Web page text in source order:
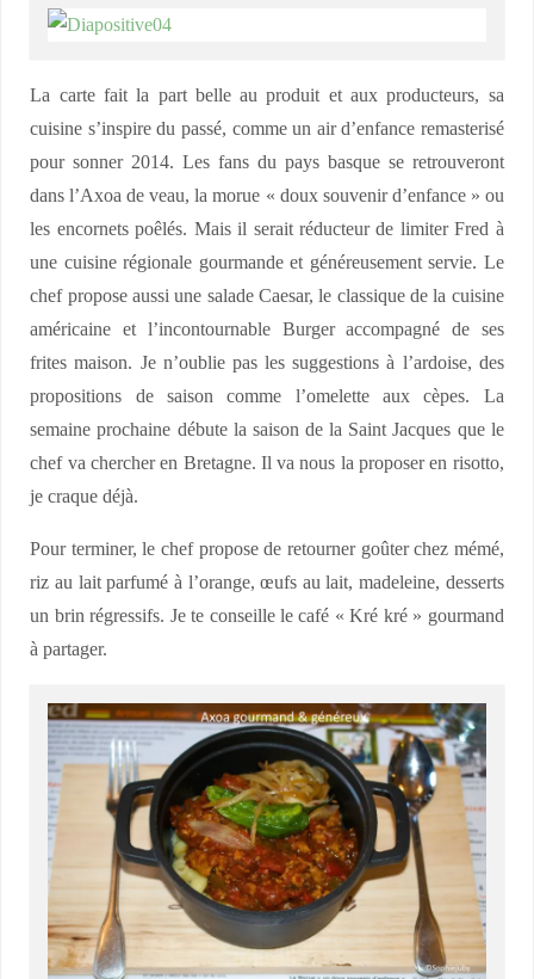
La carte fait la part belle au produit et aux producteurs, sa
cuisine s’inspire du passé, comme un air d’enfance remasterisé
pour sonner 2014. Les fans du pays basque se retrouveront
dans l’Axoa de veau, la morue « doux souvenir d’enfance » ou
les encornets poêlés. Mais il serait réducteur de limiter Fred à
une cuisine régionale gourmande et généreusement servie. Le
chef propose aussi une salade Caesar, le classique de la cuisine
américaine et l’incontournable Burger accompagné de ses
frites maison. Je n’oublie pas les suggestions à l’ardoise, des
propositions de saison comme l’omelette aux cèpes. La
semaine prochaine débute la saison de la Saint Jacques que le
chef va chercher en Bretagne. Il va nous la proposer en risotto,
je craque déjà.
Pour terminer, le chef propose de retourner goûter chez mémé,
riz au lait parfumé à l’orange, œufs au lait, madeleine, desserts
un brin régressifs. Je te conseille le café « Kré kré » gourmand
à partager.